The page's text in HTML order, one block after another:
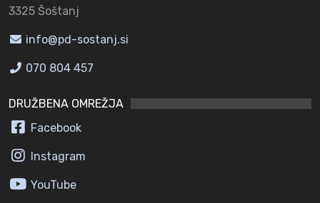
3325 Šoštanj
info@pd-sostanj.si
070 804 457
DRUŽBENA OMREŽJA
Facebook
Instagram
YouTube